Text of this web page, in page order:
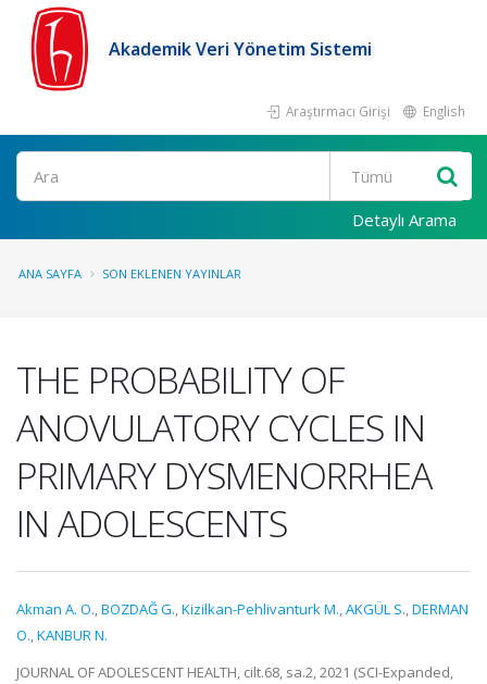
Akademik Veri Yönetim Sistemi
Araştırmacı Girişi English
Ara
Detaylı Arama
ANA SAYFA SON EKLENEN YAYINLAR
THE PROBABILITY OF
ANOVULATORY CYCLES IN
PRIMARY DYSMENORRHEA
IN ADOLESCENTS
Akman A. O.,BOZDAĞ G.,Kizilkan-Pehlivanturk M.,AKGÜL S.,DERMAN
O.,KANBUR N.
JOURNAL OF ADOLESCENT HEALTH, cilt.68, sa.2, 2021 (SCI-Expanded,